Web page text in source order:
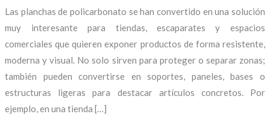
Las planchas de policarbonato se han convertido en una solución
muy interesante para tiendas, escaparates y espacios
comerciales que quieren exponer productos de forma resistente,
moderna y visual. No solo sirven para proteger o separar zonas;
también pueden convertirse en soportes, paneles, bases o
estructuras ligeras para destacar artículos concretos. Por
ejemplo, en una tienda […]